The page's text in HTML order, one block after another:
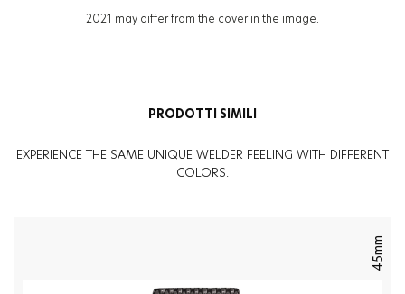
2021 may differ from the cover in the image.
PRODOTTI SIMILI
EXPERIENCE THE SAME UNIQUE WELDER FEELING WITH DIFFERENT
COLORS.
45mm